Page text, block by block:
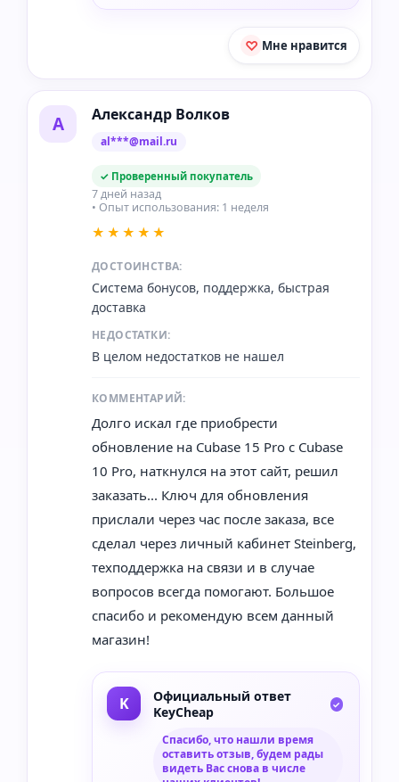
Мне нравится
А Александр Волков
al***@mail.ru
✓ Проверенный покупатель
7 дней назад
• Опыт использования: 1 неделя
★★★★★
ДОСТОИНСТВА:
Система бонусов, поддержка, быстрая
доставка
НЕДОСТАТКИ:
В целом недостатков не нашел
КОММЕНТАРИЙ:
Долго искал где приобрести
обновление на Cubase 15 Pro с Cubase
10 Pro, наткнулся на этот сайт, решил
заказать... Ключ для обновления
прислали через час после заказа, все
сделал через личный кабинет Steinberg,
техподдержка на связи и в случае
вопросов всегда помогают. Большое
спасибо и рекомендую всем данный
магазин!
Официальный ответ
KeyCheap
Спасибо, что нашли время
оставить отзыв, будем рады
видеть Вас снова в числе